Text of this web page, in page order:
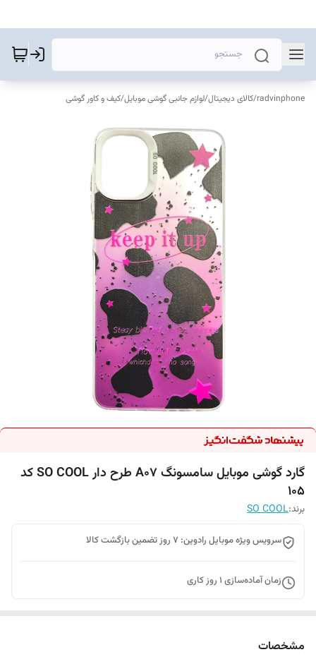
radvinphone
/کالای دیجیتال/لوازم جانبی گوشی موبایل/کیف و کاور گوشی
گارد گوشی موبایل سامسونگ A07 طرح دار SO COOL کد
105
برند:SO COOL
سرویس ویژه موبایل رادوین: 7 روز تضمین بازگشت کالا
زمان آماده‌سازی 1 روز کاری
مشخصات